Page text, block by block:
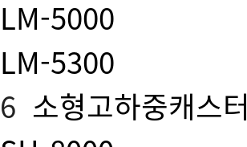
LM-5000
LM-5300
6 소형고하중캐스터